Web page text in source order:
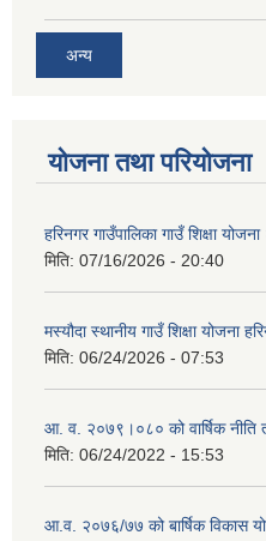
अन्य
योजना तथा परियोजना
हरिनगर गाउँपालिका गाउँ शिक्षा
मिति: 07/16/2026 - 20:40
मस्यौदा स्थानीय गाउँ शिक्षा योजना
मिति: 06/24/2026 - 07:53
आ. व. २०७९।०८० को वार्षिक नीति
मिति: 06/24/2022 - 15:53
आ.व. २०७६/७७ को बार्षिक विकास